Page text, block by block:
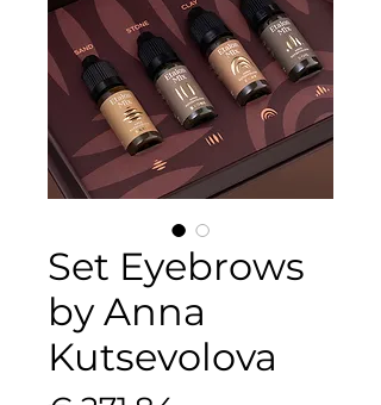
Set Eyebrows
by Anna
Kutsevolova